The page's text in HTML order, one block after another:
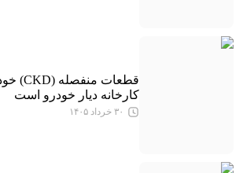
کارخانه دیار خودرو است
۳۰ خرداد ۱۴۰۵